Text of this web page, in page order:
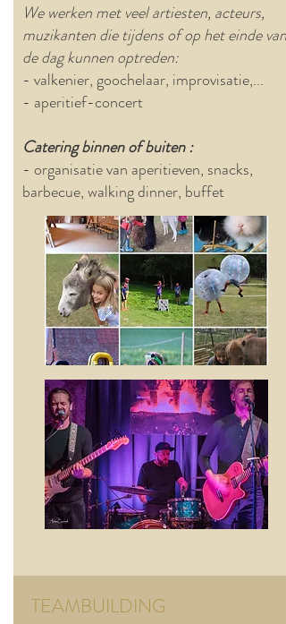
We werken met veel artiesten, acteurs,
muzikanten die tijdens of op het einde van
de dag kunnen optreden:
- valkenier, goochelaar, improvisatie,...
- aperitief-concert
Catering binnen of buiten :
- organisatie van aperitieven, snacks,
barbecue, walking dinner, buffet
TEAMBUILDING